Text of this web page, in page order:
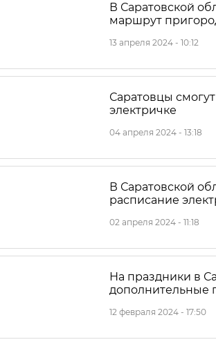
В Саратовской
маршрут
13 апреля 2024 - 10:12
Саратовцы
электричке
04 апреля 2024 - 13:18
В Саратовской
расписание
02 апреля 2024 - 11:18
На праздники в
дополнительные
12 февраля 2024 - 17:50